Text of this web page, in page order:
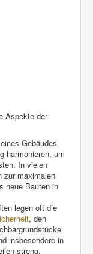
Aspekte der
Gebäudes
harmonieren, um
In vielen
zur maximalen
neue Bauten in
legen oft die
, den
insbesondere in
streng.